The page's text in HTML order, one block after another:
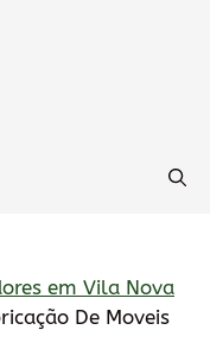
em Vila Nova
De Moveis